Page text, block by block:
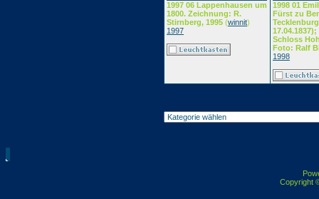
1997 06 Lappenhausen um
1800. Zeichnung: R.
Stirnberg, 1995 (winnit)
1997
1998 01
Fürst zu
Tecklenburg
Schloss
Foto: Ralf
1998
Copyright